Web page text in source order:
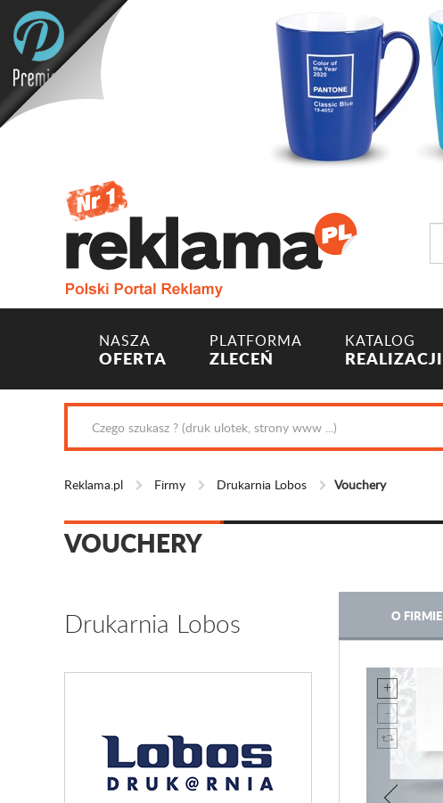
NASZA
OFERTA
PLATFORMA
ZLECEŃ
KATALOG
REALIZACJI
Reklama.pl Firmy Drukarnia Lobos Vouchery
VOUCHERY
Drukarnia Lobos O FIRMIE